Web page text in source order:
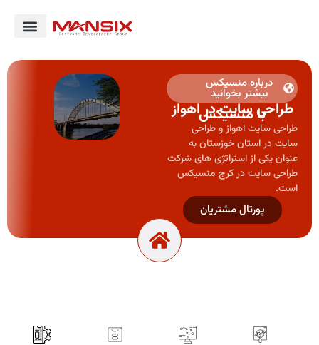
درباره منسیکس
بیشتر بخوانید
طراحی سایت در اهواز
با منسیکس
طراحی سایت اهواز و طراحی
سایت در استان خوزستان به
عنوان یکی از استراتژی های شرکت
طراحی سایت در کرج منسیکس
است.
پورتال مشتریان